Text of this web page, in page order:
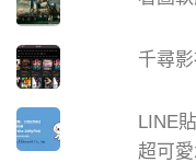
千尋
LINE
超可